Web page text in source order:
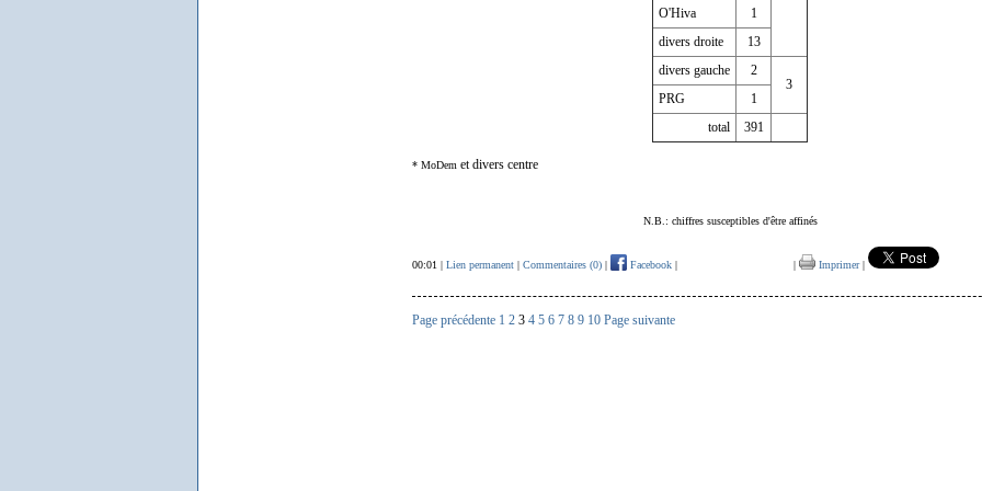
O'Hiva
1
divers droite
13
divers gauche
2
3
PRG
1
total
391
* MoDem et divers centre
N.B.: chiffres susceptibles d'être affinés
00:01 | Lien permanent | Commentaires (0) | Facebook | | Imprimer|
Page précédente 1 2 3 4 5 6 7 8 9 10 Page suivante